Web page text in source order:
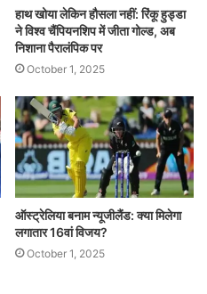
हाथ खोया लेकिन हौसला नहीं: रिंकू हुड्डा
ने विश्व चैंपियनशिप में जीता गोल्ड, अब
निशाना पैरालंपिक पर
October 1, 2025
ऑस्ट्रेलिया बनाम न्यूजीलैंड: क्या मिलेगा
लगातार 16वां विजय?
October 1, 2025